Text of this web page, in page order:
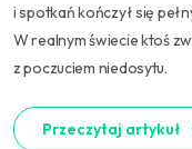
i spotkań kończył się
W realnym świecie ktoś
z poczuciem niedosytu.
Przeczytaj artykuł